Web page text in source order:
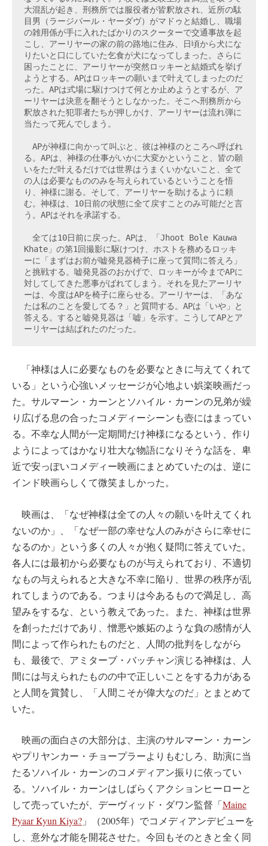
大混乱が起き、刑務所では服役者が皆釈放され、近所の駄
目男（ラージパール・ヤーダヴ）がマドゥと結婚し、職場
の雑用係が手に入れたばかりのスクーターで交通事故を起
こし、アーリヤーの家の前の路地に住み、日頃から犬にな
りたいと口にしていた乞食が犬になってしまった。さらに
困ったことに、アーリヤーが突然ロッキーと結婚式を挙げ
ようとする。APはロッキーの願いまで叶えてしまったのだ
った。APは式場に駆けつけて何とか止めようとするが、ア
ーリヤーは決意を翻そうとしなかった。そこへ刑務所から
釈放された犯罪者たちが押しかけ、アーリヤーは流れ弾に
当たって死んでしまう。
APが神様に向かって叫ぶと、彼は神様のところへ呼ばれ
る。APは、神様の仕事がいかに大変かということ、皆の願
いをただ叶えるだけでは世界はうまくいかないこと、全て
の人は必要なもののみを与えられているということを悟
り、神様に謝る。そして、アーリヤーを助けるように頼
む。神様は、10日前の状態に全て戻すことのみ可能だと言
う。APはそれを承諾する。
全ては10日前に戻った。APは、「Jhoot Bole Kauwa
Khate」の第1回撮影に駆けつけ、ホストを務めるロッキ
ーに「まずはお前が嘘発見器椅子に座って質問に答えろ」
と挑戦する。嘘発見器のおかげで、ロッキーが今までAPに
対してしてきた悪事がばれてしまう。それを見たアーリヤ
ーは、今度はAPを椅子に座らせる。アーリヤーは、「あな
たは私のことを愛してる？」と質問する。APは「いや」と
答える。すると嘘発見器は「嘘」を示す。こうしてAPとア
ーリヤーは結ばれたのだった。
「神様は人に必要なものを必要なときに与えてくれて
いる」という心強いメッセージが心地よい娯楽映画だっ
た。サルマーン・カーンとソハイル・カーンの兄弟が繰
り広げる息の合ったコメディーシーンも壺にはまってい
る。不幸な人間が一定期間だけ神様になるという、作り
ようによってはかなり壮大な物語になりそうな話を、卑
近で安っぽいコメディー映画にまとめていたのは、逆に
インド映画らしくて微笑ましかった。
映画は、「なぜ神様は全ての人々の願いを叶えてくれ
ないのか」、「なぜ一部の幸せな人のみがさらに幸せに
なるのか」という多くの人々が抱く疑問に答えていた。
各人には最初から必要なものが与えられており、不適切
なもの与えられると大きな不幸に陥り、世界の秩序が乱
れてしまうのである。つまりは今あるもので満足し、高
望みをするな、という教えであった。また、神様は世界
を創っただけであり、憎悪や嫉妬のような負の感情が人
間によって作られたものだと、人間の批判をしながら
も、最後で、アミターブ・バッチャン演じる神様は、人
間には与えられたものの中で正しいことをする力がある
と人間を賞賛し、「人間こそが偉大なのだ」とまとめて
いた。
映画の面白さの大部分は、主演のサルマーン・カーン
やプリヤンカー・チョープラーよりもむしろ、助演に当
たるソハイル・カーンのコメディアン振りに依ってい
る。ソハイル・カーンはしばらくアクションヒーローと
して売っていたが、デーヴィッド・ダワン監督「Maine
Pyaar Kyun Kiya? 」（2005年）でコメディアンデビューを
し、意外な才能を開花させた。今回もそのときと全く同